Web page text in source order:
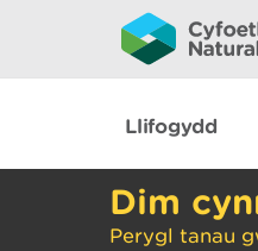
Llifogydd
Dim
Perygl tanau